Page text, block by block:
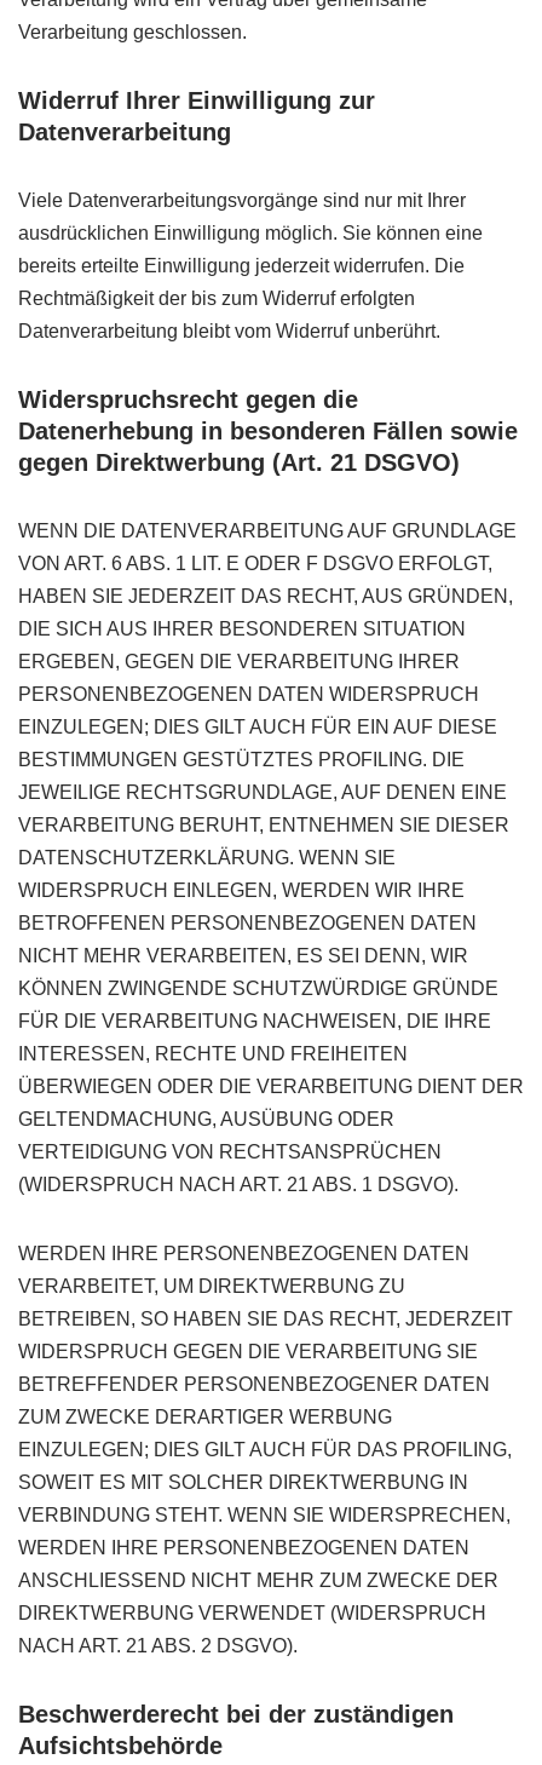
Verarbeitung geschlossen.
Widerruf Ihrer Einwilligung zur
Datenverarbeitung
Viele Datenverarbeitungsvorgänge sind nur mit Ihrer
ausdrücklichen Einwilligung möglich. Sie können eine
bereits erteilte Einwilligung jederzeit widerrufen. Die
Rechtmäßigkeit der bis zum Widerruf erfolgten
Datenverarbeitung bleibt vom Widerruf unberührt.
Widerspruchsrecht gegen die
Datenerhebung in besonderen Fällen sowie
gegen Direktwerbung (Art. 21 DSGVO)
WENN DIE DATENVERARBEITUNG AUF GRUNDLAGE
VON ART. 6 ABS. 1 LIT. E ODER F DSGVO ERFOLGT,
HABEN SIE JEDERZEIT DAS RECHT, AUS GRÜNDEN,
DIE SICH AUS IHRER BESONDEREN SITUATION
ERGEBEN, GEGEN DIE VERARBEITUNG IHRER
PERSONENBEZOGENEN DATEN WIDERSPRUCH
EINZULEGEN; DIES GILT AUCH FÜR EIN AUF DIESE
BESTIMMUNGEN GESTÜTZTES PROFILING. DIE
JEWEILIGE RECHTSGRUNDLAGE, AUF DENEN EINE
VERARBEITUNG BERUHT, ENTNEHMEN SIE DIESER
DATENSCHUTZERKLÄRUNG. WENN SIE
WIDERSPRUCH EINLEGEN, WERDEN WIR IHRE
BETROFFENEN PERSONENBEZOGENEN DATEN
NICHT MEHR VERARBEITEN, ES SEI DENN, WIR
KÖNNEN ZWINGENDE SCHUTZWÜRDIGE GRÜNDE
FÜR DIE VERARBEITUNG NACHWEISEN, DIE IHRE
INTERESSEN, RECHTE UND FREIHEITEN
ÜBERWIEGEN ODER DIE VERARBEITUNG DIENT DER
GELTENDMACHUNG, AUSÜBUNG ODER
VERTEIDIGUNG VON RECHTSANSPRÜCHEN
(WIDERSPRUCH NACH ART. 21 ABS. 1 DSGVO).
WERDEN IHRE PERSONENBEZOGENEN DATEN
VERARBEITET, UM DIREKTWERBUNG ZU
BETREIBEN, SO HABEN SIE DAS RECHT, JEDERZEIT
WIDERSPRUCH GEGEN DIE VERARBEITUNG SIE
BETREFFENDER PERSONENBEZOGENER DATEN
ZUM ZWECKE DERARTIGER WERBUNG
EINZULEGEN; DIES GILT AUCH FÜR DAS PROFILING,
SOWEIT ES MIT SOLCHER DIREKTWERBUNG IN
VERBINDUNG STEHT. WENN SIE WIDERSPRECHEN,
WERDEN IHRE PERSONENBEZOGENEN DATEN
ANSCHLIESSEND NICHT MEHR ZUM ZWECKE DER
DIREKTWERBUNG VERWENDET (WIDERSPRUCH
NACH ART. 21 ABS. 2 DSGVO).
Beschwerde­recht bei der zuständigen
Aufsichts­behörde